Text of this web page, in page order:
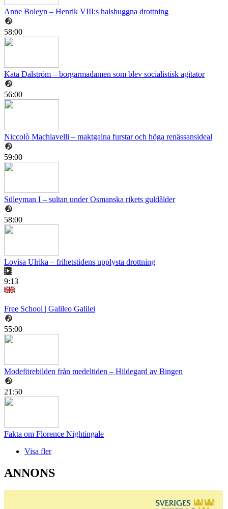
Anne Boleyn – Henrik VIII:s halshuggna drottning
58:00
Kata Dalström – borgarmadamen som blev socialistisk agitator
56:00
Niccolò Machiavelli – maktgalna furstar och höga renässansideal
59:00
Süleyman I – sultan under Osmanska rikets guldålder
58:00
Lovisa Ulrika – frihetstidens upplysta drottning
9:13
Free School | Galileo Galilei
55:00
Modeförebilden från medeltiden – Hildegard av Bingen
21:50
Fakta om Florence Nightingale
Visa fler
ANNONS